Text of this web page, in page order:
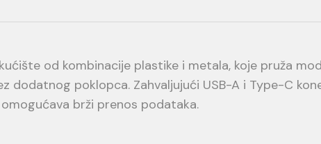
od kombinacije plastike i metala, koje pruža
dodatnog poklopca. Zahvaljujući USB-A i Type-C
brži prenos podataka.